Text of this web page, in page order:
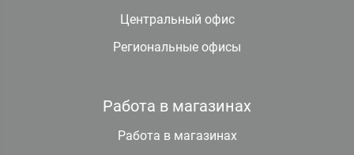
Центральный офис
Региональные офисы
Работа в магазинах
Работа в магазинах